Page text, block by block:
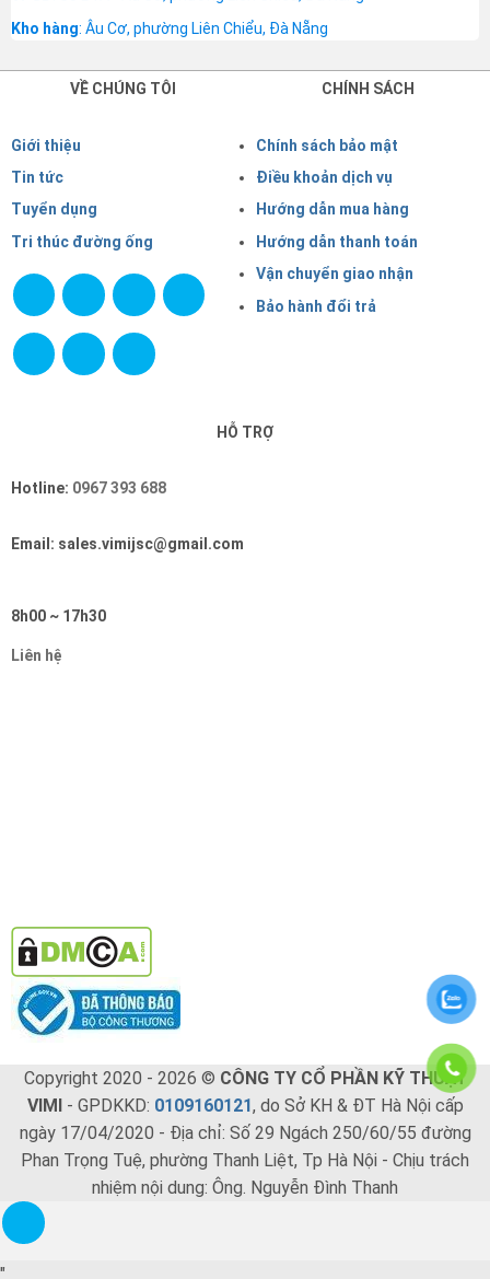
Kho hàng: Âu Cơ, phường Liên Chiểu, Đà Nẵng
VỀ CHÚNG TÔI
Giới thiệu
Tin tức
Tuyển dụng
Tri thúc đường ống
CHÍNH SÁCH
Chính sách bảo mật
Điều khoản dịch vụ
Hướng dẫn mua hàng
Hướng dẫn thanh toán
Vận chuyển giao nhận
Bảo hành đổi trả
HỖ TRỢ
Hotline: 0967 393 688
Email: sales.vimijsc@gmail.com
8h00 ~ 17h30
Liên hệ
Copyright 2020 - 2026 © CÔNG TY CỔ PHẦN KỸ THUẬT
VIMI- GPDKKD: 0109160121, do Sở KH & ĐT Hà Nội cấp
ngày 17/04/2020 - Địa chỉ: Số 29 Ngách 250/60/55 đường
Phan Trọng Tuệ, phường Thanh Liệt, Tp Hà Nội - Chịu trách
nhiệm nội dung: Ông. Nguyễn Đình Thanh
"